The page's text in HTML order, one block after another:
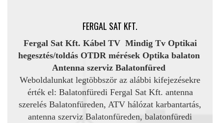
FERGAL SAT KFT.
Fergal Sat Kft. Kábel TV Mindig Tv Optikai
hegesztés/toldás OTDR mérések Optika balaton
Antenna szerviz Balatonfüred
Weboldalunkat legtöbbször az alábbi kifejezésekre
érték el: Balatonfüredi Fergal Sat Kft. antenna
szerelés Balatonfüreden, ATV hálózat karbantartás,
antenna szerviz Balatonfüreden, balatonfüredi